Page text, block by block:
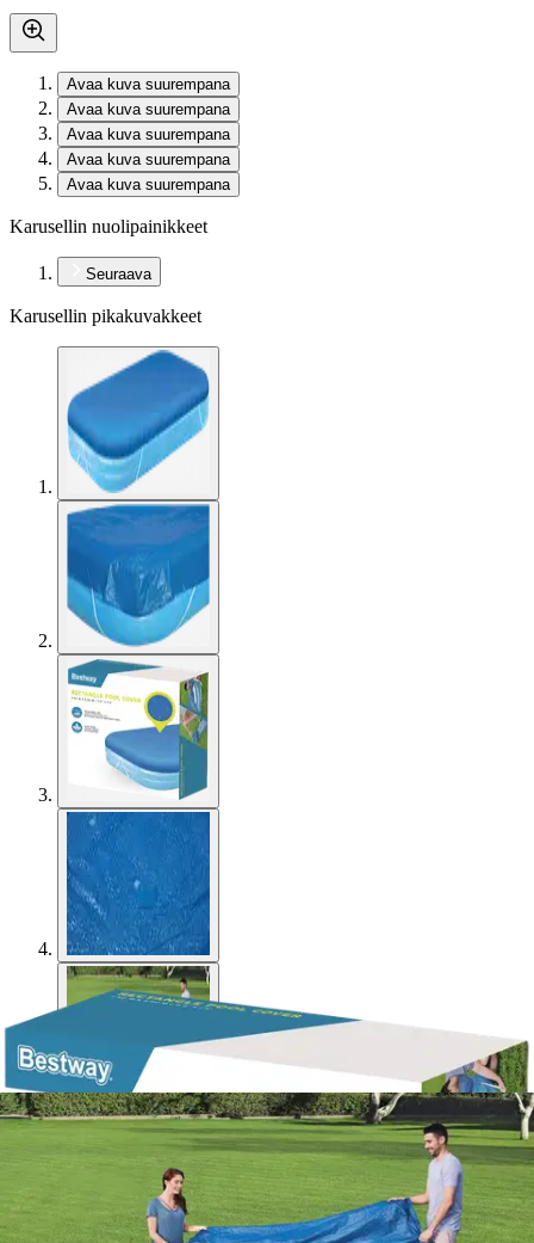
Avaa kuva suurempana
Avaa kuva suurempana
Avaa kuva suurempana
Avaa kuva suurempana
Avaa kuva suurempana
Karusellin nuolipainikkeet
Seuraava
Karusellin pikakuvakkeet
Flowclear uima-altaan